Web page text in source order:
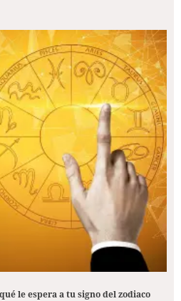
le espera a tu signo del zodiaco